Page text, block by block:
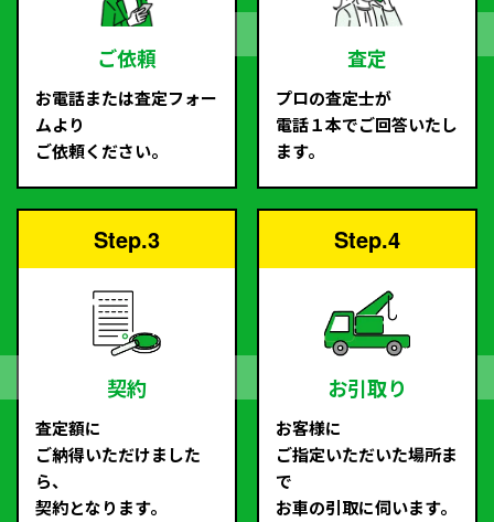
ご依頼
お電話または査定フォー
ムより
ご依頼ください。
査定
プロの査定士が
電話１本でご回答いたし
ます。
Step.3
契約
査定額に
ご納得いただけました
ら、
契約となります。
Step.4
お引取り
お客様に
ご指定いただいた場所ま
で
お車の引取に伺います。